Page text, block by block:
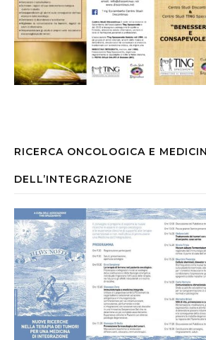
RICERCA ONCOLOGICA E
DELL’INTEGRAZIONE